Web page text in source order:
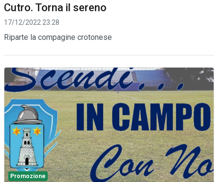
Cutro. Torna il sereno
17/12/2022 23:28
Riparte la compagine crotonese
Promozione